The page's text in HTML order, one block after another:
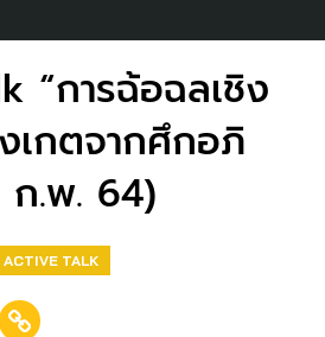
“การฉ้อฉลเชิง
เกตจากศึกอภิ
ก.พ. 64)
ACTIVE TALK